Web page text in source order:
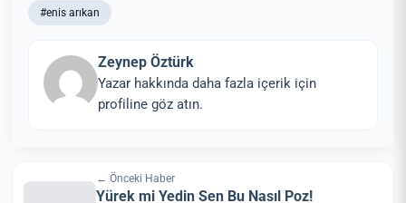
#enis arıkan
Zeynep Öztürk
Yazar hakkında daha fazla içerik için
profiline göz atın.
← Önceki Haber
Yürek mi Yedin Sen Bu Nasıl Poz!